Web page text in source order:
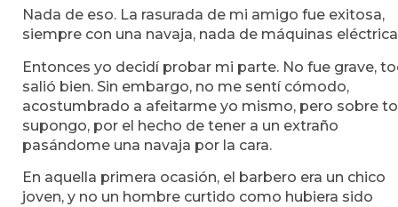
Nada de eso. La rasurada de mi amigo fue exitosa,
siempre con una navaja, nada de máquinas
Entonces yo decidí probar mi parte. No fue grave,
salió bien. Sin embargo, no me sentí cómodo,
acostumbrado a afeitarme yo mismo, pero sobre
supongo, por el hecho de tener a un extraño
pasándome una navaja por la cara.
En aquella primera ocasión, el barbero era un chico
joven, y no un hombre curtido como hubiera sido